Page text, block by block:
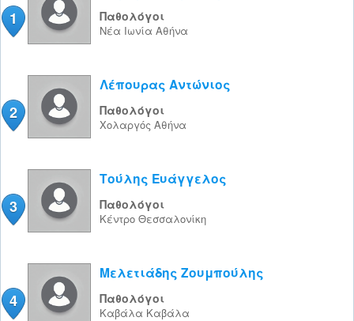
1 Παθολόγοι
Νέα Ιωνία Αθήνα
2
Λέπουρας Αντώνιος
Παθολόγοι
Χολαργός Αθήνα
3
Τούλης Ευάγγελος
Παθολόγοι
Κέντρο Θεσσαλονίκη
4
Μελετιάδης Ζουμπούλης
Παθολόγοι
Καβάλα Καβάλα